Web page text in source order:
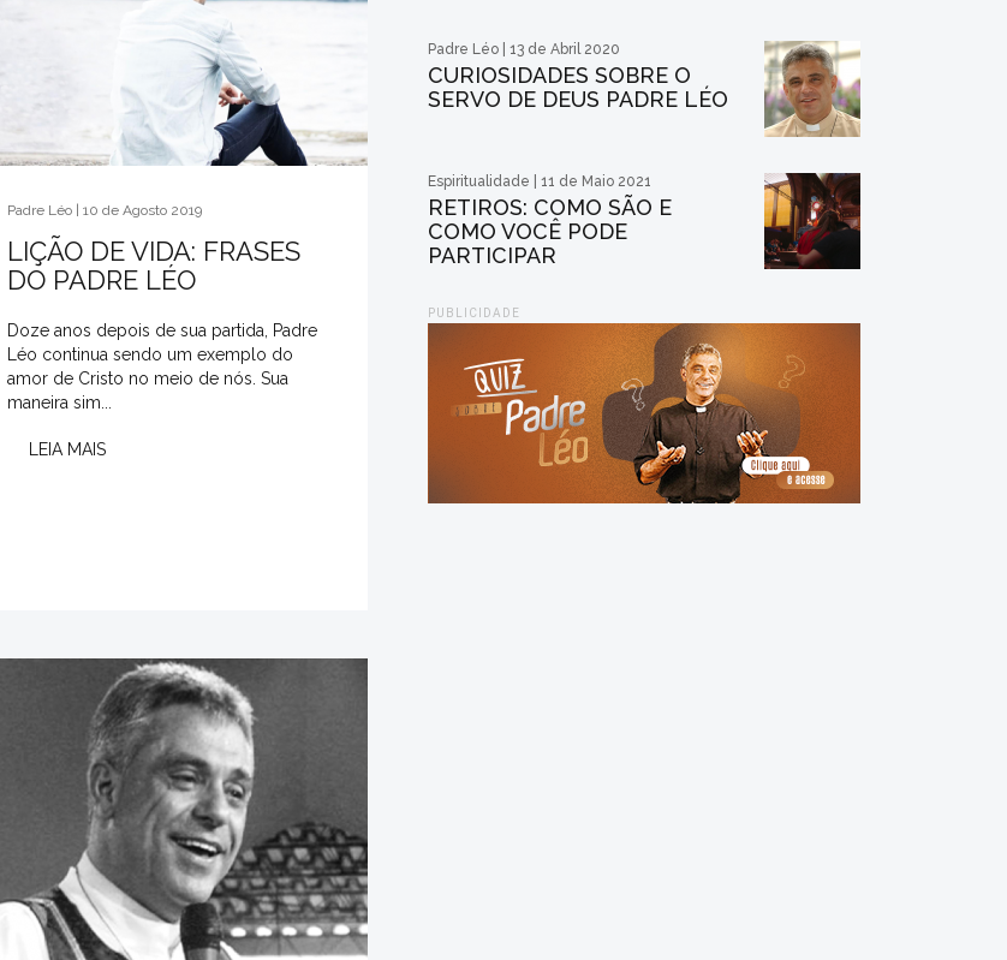
Padre Léo | 10 de Agosto 2019
LIÇÃO DE VIDA: FRASES
DO PADRE LÉO
Doze anos depois de sua partida, Padre
Léo continua sendo um exemplo do
amor de Cristo no meio de nós. Sua
maneira sim...
LEIA MAIS
Padre Léo | 13 de Abril 2020
CURIOSIDADES SOBRE O
SERVO DE DEUS PADRE LÉO
Espiritualidade | 11 de Maio 2021
RETIROS: COMO SÃO E
COMO VOCÊ PODE
PARTICIPAR
PUBLICIDADE